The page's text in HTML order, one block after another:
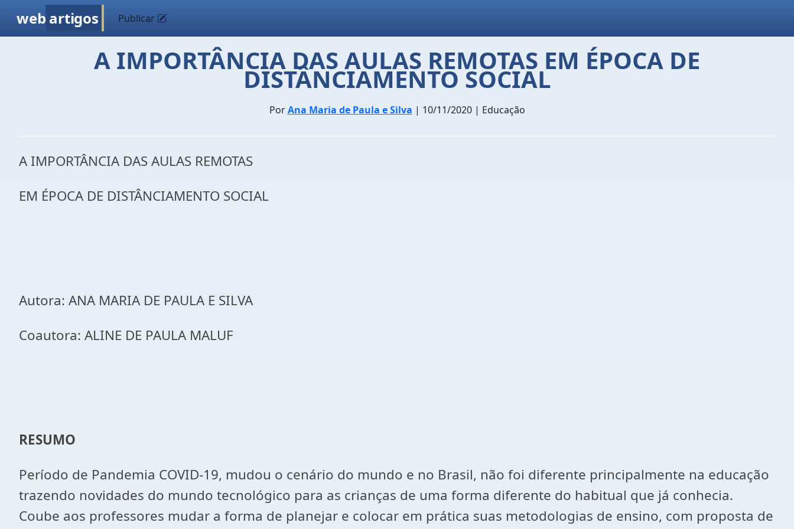
web artigos Publicar
A IMPORTÂNCIA DAS AULAS REMOTAS EM ÉPOCA DE
DISTÂNCIAMENTO SOCIAL
PorAna Maria de Paula e Silva | 10/11/2020 | Educação
A IMPORTÂNCIA DAS AULAS REMOTAS
EM ÉPOCA DE DISTÂNCIAMENTO SOCIAL
Autora: ANA MARIA DE PAULA E SILVA
Coautora: ALINE DE PAULA MALUF
RESUMO
Período de Pandemia COVID-19, mudou o cenário do mundo e no Brasil, não foi diferente principalmente na educação
trazendo novidades do mundo tecnológico para as crianças de uma forma diferente do habitual que já conhecia.
Coube aos professores mudar a forma de planejar e colocar em prática suas metodologias de ensino, com proposta de